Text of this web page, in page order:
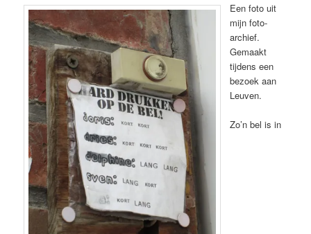
Een foto uit
mijn foto-
archief.
Gemaakt
tijdens een
bezoek aan
Leuven.
Zo’n bel is in